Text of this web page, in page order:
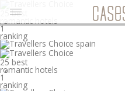
25 best
romantic hotels
1°
ranking
25 best
romantic hotels
1°
ranking